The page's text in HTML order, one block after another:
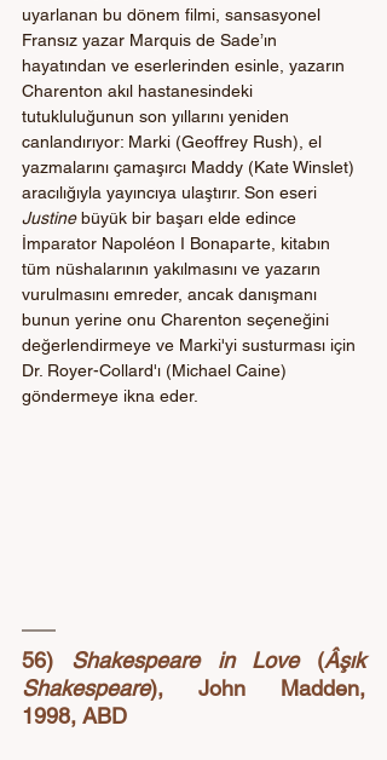
uyarlanan bu dönem filmi, sansasyonel
Fransız yazar Marquis de Sade’ın
hayatından ve eserlerinden esinle, yazarın
Charenton akıl hastanesindeki
tutukluluğunun son yıllarını yeniden
canlandırıyor: Marki (Geoffrey Rush), el
yazmalarını çamaşırcı Maddy (Kate Winslet)
aracılığıyla yayıncıya ulaştırır. Son eseri
Justine büyük bir başarı elde edince
İmparator Napoléon I Bonaparte, kitabın
tüm nüshalarının yakılmasını ve yazarın
vurulmasını emreder, ancak danışmanı
bunun yerine onu Charenton seçeneğini
değerlendirmeye ve Marki'yi susturması için
Dr. Royer-Collard'ı (Michael Caine)
göndermeye ikna eder.
56) Shakespeare in Love (Âşık
Shakespeare), John Madden,
1998, ABD